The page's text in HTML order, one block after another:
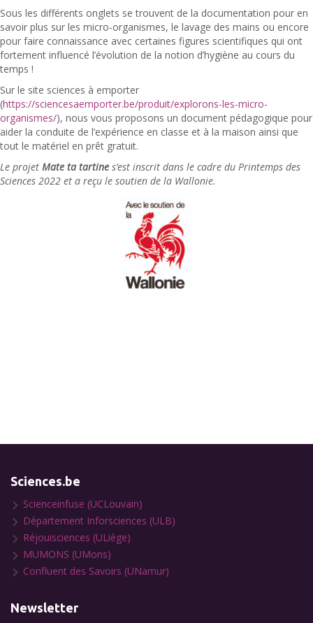
Sous les différents onglets se trouvent de la documentation pour en
savoir plus sur les micro-organismes, le lavage des mains ou encore
pour faire connaissance avec certaines figures scientifiques qui ont
fortement influencé l’évolution de la notion d’hygiène au cours du
temps !
Sur le site sciences à emporter
(https://sciencesaemporter.be/produit/explorons-les-micro-
organismes/), nous vous proposons un document pédagogique pour
aider la conduite de l’expérience en classe et à la maison ainsi que
tout le matériel en prêt gratuit.
Le projet Mate ta tartine s’est inscrit dans le cadre du Printemps des
Sciences 2022 et a reçu le soutien de la Wallonie.
Sciences.be
Scienceinfuse (UCLouvain)
Département Inforsciences (ULB)
Réjouisciences (ULiège)
MUMONS (UMons)
Confluent des Savoirs (UNamur)
Newsletter